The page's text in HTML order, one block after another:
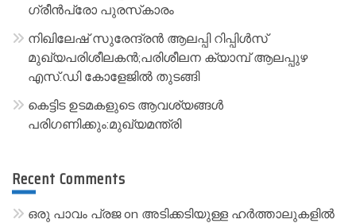
ഗ്രീൻപ്രോ പുരസ്‌കാരം
നിഖിലേഷ് സുരേന്ദ്രൻ ആലപ്പി റിപ്പിൾസ്
മുഖ്യപരിശീലകൻ;പരിശീലന ക്യാമ്പ് ആലപ്പുഴ
എസ്.ഡി കോളേജിൽ തുടങ്ങി
കെട്ടിട ഉടമകളുടെ ആവശ്യങ്ങൾ
പരിഗണിക്കും:മുഖ്യമന്ത്രി
Recent Comments
ഒരു പാവം പ്രജon അടിക്കടിയുള്ള ഹർത്താലുകളിൽ